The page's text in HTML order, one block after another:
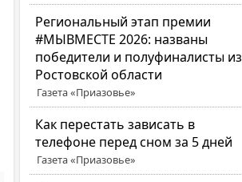
Региональный этап премии
#МЫВМЕСТЕ 2026: названы
победители и полуфиналисты из
Ростовской области
Газета «Приазовье»
Как перестать зависать в
телефоне перед сном за 5 дней
Газета «Приазовье»